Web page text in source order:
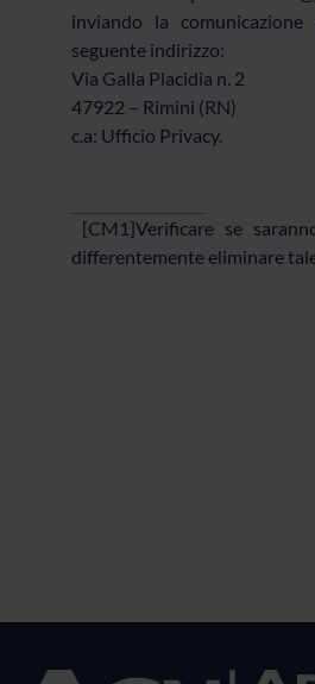
inviando la
seguente indirizzo:
Via Galla Placidia n. 2
47922 – Rimini (RN)
c.a: Ufficio Privacy.
[CM1]Verificare se
differentemente eliminare